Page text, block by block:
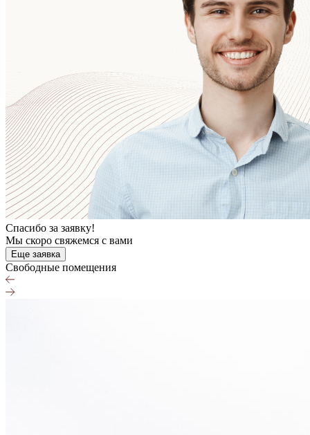
Спасибо за заявку!
Мы скоро свяжемся с вами
Еще заявка
Cвободные помещения